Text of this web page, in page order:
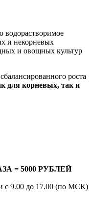
водорастворимое
и некорневых
и овощных культур
роста
для корневых, так и
= 5000 РУБЛЕЙ
с 9.00 до 17.00 (по МСК)